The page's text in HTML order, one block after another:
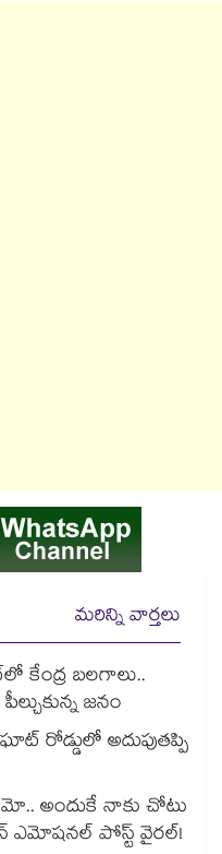
మరిన్ని వార్తలు
కేంద్ర బలగాలు..
జనం
రోడ్డులో అదుపుతప్పి
అందుకే నాకు చోటు
ఎమోషనల్ పోస్ట్ వైరల్!